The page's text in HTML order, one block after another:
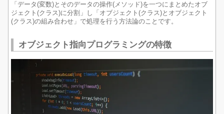
「データ(変数)とそのデータの操作(メソッド)を一つにまとめたオブ
ジェクト(クラス)に分割」し「オブジェクト(クラス)とオブジェクト
(クラス)の組み合わせ」で処理を行う方法論のことです。
オブジェクト指向プログラミングの特徴